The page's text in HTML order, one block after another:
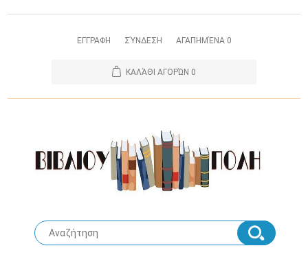
ΕΓΓΡΑΦΗ ΣΎΝΔΕΣΗ ΑΓΑΠΗΜΈΝΑ 0
ΚΑΛΆΘΙ ΑΓΟΡΏΝ 0